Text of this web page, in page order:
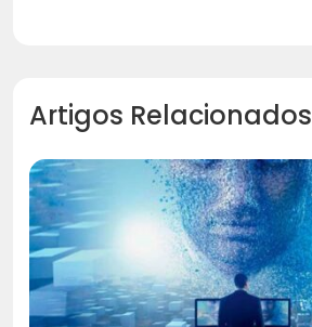
Artigos Relacionados